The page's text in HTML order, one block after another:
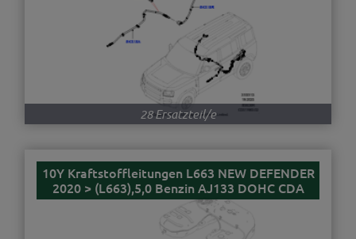
28 Ersatzteil/e
10Y Kraftstoffleitungen L663 NEW DEFENDER
2020 > (L663),5,0 Benzin AJ133 DOHC CDA